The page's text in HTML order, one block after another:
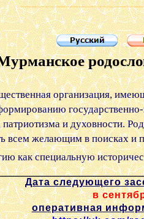
Методика родословия простых смертных (не дворян), карты уездов России 1903 года, альманахи "Кольский
организация,
и духовности.
всем желающим в поисках и
как специальную
Дата следующего
в
оперативная